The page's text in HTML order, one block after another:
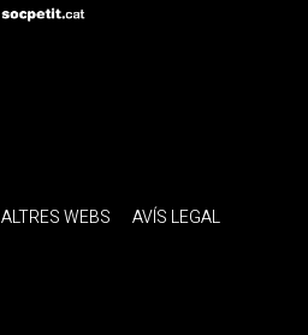
ALTRES WEBS
AVÍS LEGAL